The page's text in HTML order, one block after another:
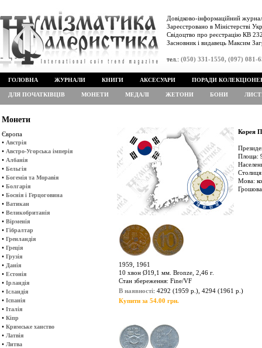
Довідково-інформаційний
Зареєстровано в Міністерстві
Свідоцтво про реєстрацію КВ
Засновник і видавець Максим
тел.: (050) 331-1550, (097) 081-
ГОЛОВНА ЖУРНАЛИ КНИГИ АКСЕСУАРИ ПОРАДИ
ДЛЯ ПОЧАТКІВЦІВ МОНЕТИ МЕДАЛІ ЖЕТОНИ БОНИ
Монети
Європа
• Австрія
• Австро-Угорська імперія
• Албанія
• Бельгія
• Богемія та Моравія
• Болгарія
• Боснія і Герцоговина
• Ватикан
• Великобританія
• Вірменія
• Гібралтар
• Гренландія
• Греція
• Грузія
• Данія
• Естонія
• Ірландія
• Ісландія
• Іспанія
• Італія
• Кіпр
• Кримське ханство
• Латвія
• Литва
Корея
Площа:
Мова:
1959, 1961
10 хвон Ø19,1 мм. Bronze, 2,46 г.
Стан збереження: Fine/VF
В наявності: 4292 (1959 р.), 4294 (1961 р.)
Купити за 54.00 грн.